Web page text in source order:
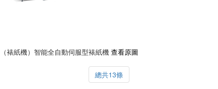
（裱紙機）智能全自動伺服型裱紙機 查看原圖
總共13條